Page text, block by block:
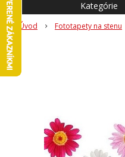
Úvod Fototapety na stenu
Kategórie